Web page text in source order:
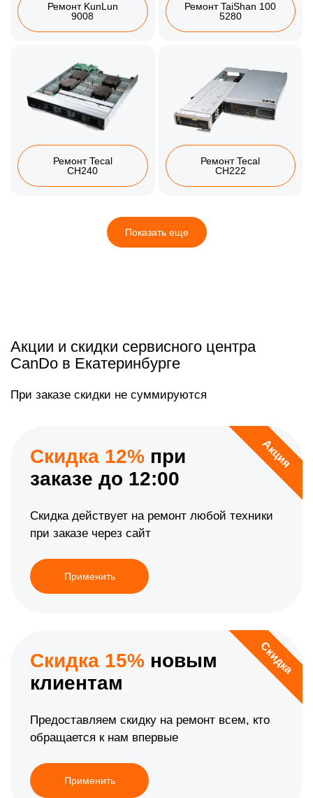
Ремонт KunLun
9008
Ремонт TaiShan 100
5280
Ремонт Tecal
CH240
Ремонт Tecal
CH222
Показать еще
Акции и скидки сервисного центра
CanDo в Екатеринбурге
При заказе скидки не суммируются
Акция
Скидка 12% при
заказе до 12:00
Скидка действует на ремонт любой техники
при заказе через сайт
Применить
Скидка
Скидка 15% новым
клиентам
Предоставляем скидку на ремонт всем, кто
обращается к нам впервые
Применить